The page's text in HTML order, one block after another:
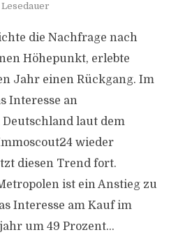
die Nachfrage nach
Höhepunkt, erlebte
Jahr einen Rückgang. Im
Interesse an
laut dem
wieder
diesen Trend fort.
ist ein Anstieg zu
Interesse am Kauf im
um 49 Prozent...